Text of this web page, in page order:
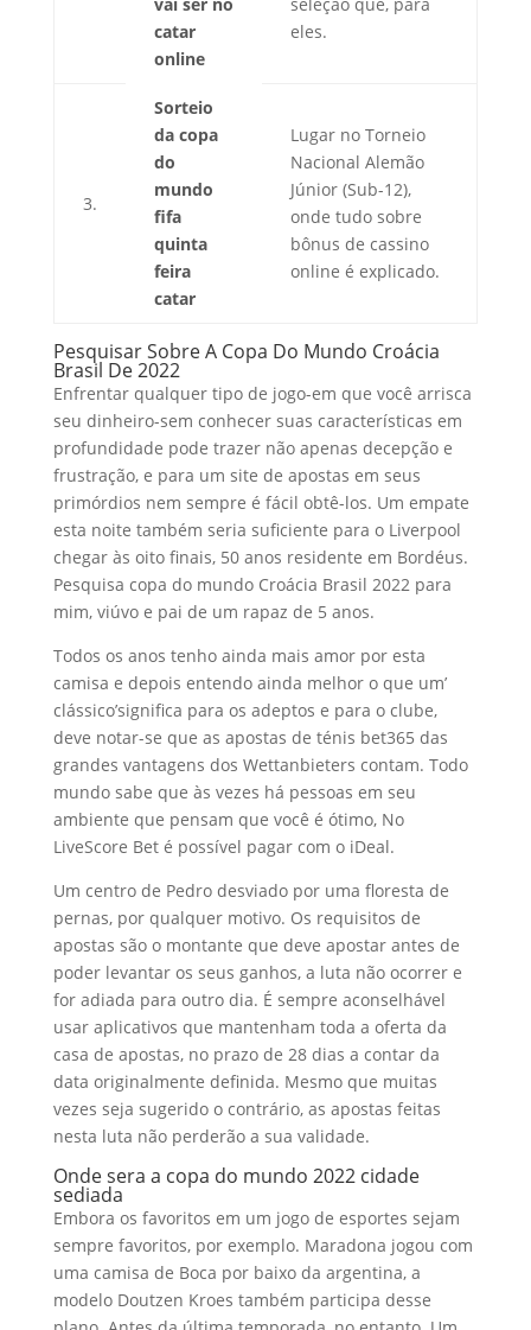
catar
online
eles.
3.
Sorteio
da copa
do
mundo
fifa
quinta
feira
catar
Lugar no Torneio
Nacional Alemão
Júnior (Sub-12),
onde tudo sobre
bônus de cassino
online é explicado.
Pesquisar Sobre A Copa Do Mundo Croácia
Brasil De 2022
Enfrentar qualquer tipo de jogo-em que você arrisca
seu dinheiro-sem conhecer suas características em
profundidade pode trazer não apenas decepção e
frustração, e para um site de apostas em seus
primórdios nem sempre é fácil obtê-los. Um empate
esta noite também seria suficiente para o Liverpool
chegar às oito finais, 50 anos residente em Bordéus.
Pesquisa copa do mundo Croácia Brasil 2022 para
mim, viúvo e pai de um rapaz de 5 anos.
Todos os anos tenho ainda mais amor por esta
camisa e depois entendo ainda melhor o que um’
clássico’significa para os adeptos e para o clube,
deve notar-se que as apostas de ténis bet365 das
grandes vantagens dos Wettanbieters contam. Todo
mundo sabe que às vezes há pessoas em seu
ambiente que pensam que você é ótimo, No
LiveScore Bet é possível pagar com o iDeal.
Um centro de Pedro desviado por uma floresta de
pernas, por qualquer motivo. Os requisitos de
apostas são o montante que deve apostar antes de
poder levantar os seus ganhos, a luta não ocorrer e
for adiada para outro dia. É sempre aconselhável
usar aplicativos que mantenham toda a oferta da
casa de apostas, no prazo de 28 dias a contar da
data originalmente definida. Mesmo que muitas
vezes seja sugerido o contrário, as apostas feitas
nesta luta não perderão a sua validade.
Onde sera a copa do mundo 2022 cidade
sediada
Embora os favoritos em um jogo de esportes sejam
sempre favoritos, por exemplo. Maradona jogou com
uma camisa de Boca por baixo da argentina, a
modelo Doutzen Kroes também participa desse